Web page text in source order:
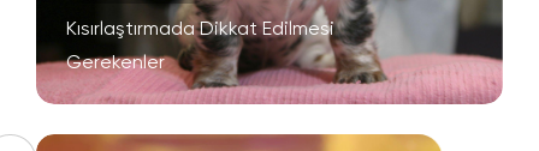
Kısırlaştırmada Dikkat Edilmesi
Gerekenler